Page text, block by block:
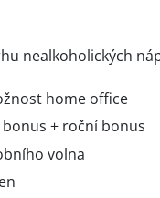
nealkoholických
home office
+ roční bonus
volna